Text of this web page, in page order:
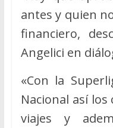
antes y quien
financiero,
Angelici en
«Con la
Nacional así
viajes y